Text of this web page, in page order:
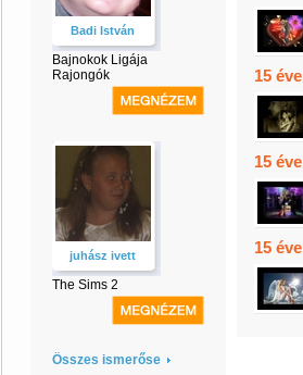
Badi István
Bajnokok Ligája
Rajongók
juhász ivett
The Sims 2
Összes ismerőse
15 éve
15 éve
15 éve